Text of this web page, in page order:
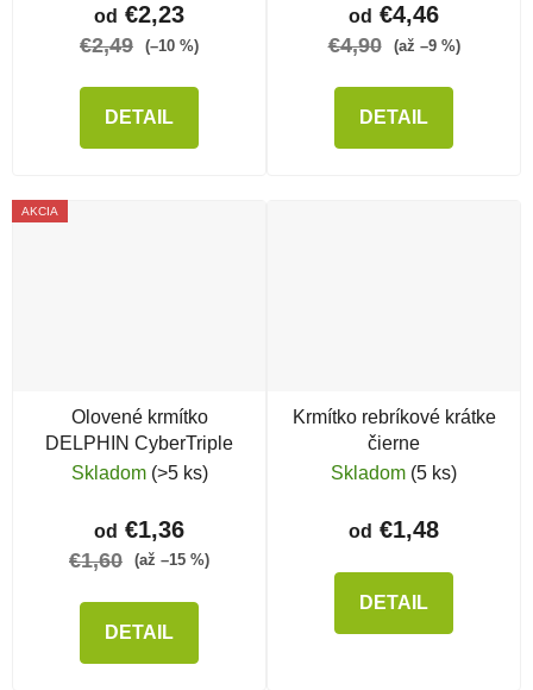
od €2,23
€2,49 (–10 %)
DETAIL
od €4,46
€4,90 (až –9 %)
DETAIL
AKCIA
Olovené krmítko
DELPHIN CyberTriple
Skladom (>5 ks)
od €1,36
€1,60 (až –15 %)
DETAIL
Krmítko rebríkové krátke
čierne
Skladom (5 ks)
od €1,48
DETAIL